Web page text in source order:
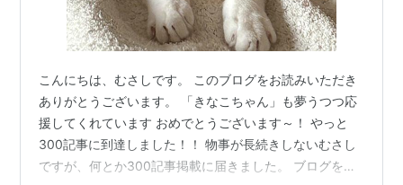
こんにちは、むさしです。 このブログをお読みいただき
ありがとうございます。 「きなこちゃん」も夢うつつ応
援してくれています おめでとうございます～！ やっと
300記事に到達しました！！ 物事が長続きしないむさし
ですが、何とか300記事掲載に届きました。 ブログを